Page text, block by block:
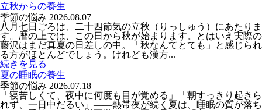
立秋からの養生
季節の悩み 2026.08.07
八月七日ごろは、二十四節気の立秋（りっしゅう）にあたりま
す。暦の上では、この日から秋が始まります。とはいえ実際の
藤沢はまだ真夏の日差しの中。「秋なんてとても」と感じられ
る方がほとんどでしょう。けれども漢方...
続きを見る
夏の睡眠の養生
季節の悩み 2026.07.18
「寝苦しくて、夜中に何度も目が覚める」「朝すっきり起きら
れず、一日中だるい」――熱帯夜が続く夏は、睡眠の質が落ち